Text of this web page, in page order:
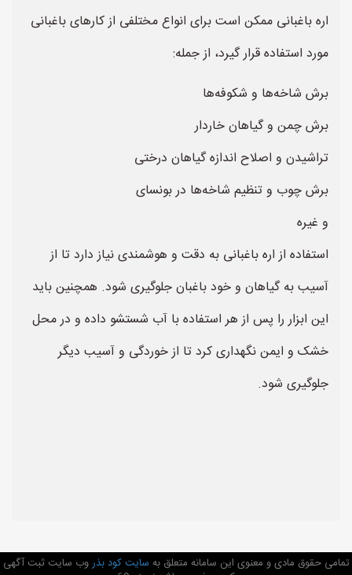
اره باغبانی ممکن است برای انواع مختلفی از کارهای باغبانی
مورد استفاده قرار گیرد، از جمله:
برش شاخه‌ها و شکوفه‌ها
برش چمن و گیاهان خاردار
تراشیدن و اصلاح اندازه گیاهان درختی
برش چوب و تنظیم شاخه‌ها در بونسای
و غیره
استفاده از اره باغبانی به دقت و هوشمندی نیاز دارد تا از
آسیب به گیاهان و خود باغبان جلوگیری شود. همچنین باید
این ابزار را پس از هر استفاده با آب شستشو داده و در محل
خشک و ایمن نگهداری کرد تا از خوردگی و آسیب دیگر
جلوگیری شود.
تمامی حقوق مادی و معنوی این سامانه متعلق به سایت کود بذروب سایت ثبت آگهی